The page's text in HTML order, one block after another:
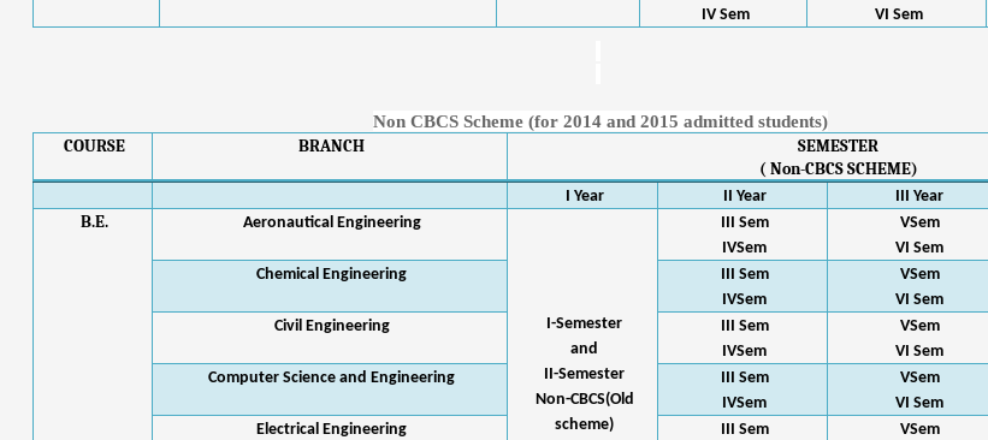
IV Sem
VI Sem
Non CBCS Scheme (for 2014 and 2015 admitted students)
COURSE
BRANCH
SEMESTER
( Non-CBCS SCHEME)
I Year II Year III Year
B.E. Aeronautical Engineering
I-Semester
and
II-Semester
Non-CBCS(Old
scheme)
III Sem
IVSem
VSem
VI Sem
Chemical Engineering
III Sem
IVSem
VSem
VI Sem
Civil Engineering
III Sem
IVSem
VSem
VI Sem
Computer Science and Engineering
III Sem
IVSem
VSem
VI Sem
Electrical Engineering
III Sem
VSem